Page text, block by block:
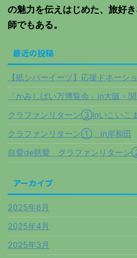
の魅力を伝えはじめた、旅好
師でもある。
最近の投稿
【紙シバーイーツ】応援ドネーシ
「かみしばい万博覧会」in大阪・
クラファンリターン③inいこいこ
クラファンリターン① in岸和田
自愛de慈愛 クラファンリター
アーカイブ
2025年6月
2025年4月
2025年3月